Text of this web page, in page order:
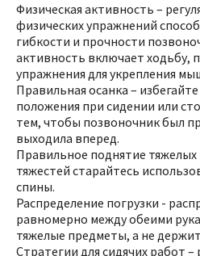
Физическая активность –
физических упражнений
гибкости и прочности
активность включает ходьбу,
упражнения для укрепления
Правильная осанка –
положения при сидении или
тем, чтобы позвоночник был
выходила вперед.
Правильное поднятие
тяжестей старайтесь
спины.
Распределение погрузки -
равномерно между обеими
тяжелые предметы, а не
Стратегии для сидячих работ –